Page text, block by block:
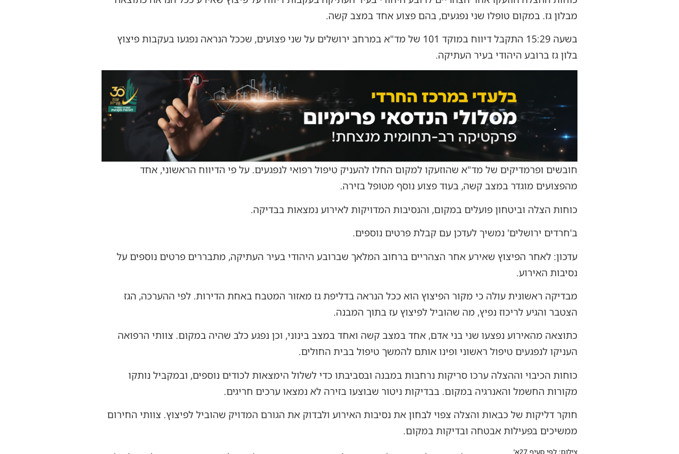
מבלון גז. במקום טופלו שני נפגעים, בהם פצוע אחד במצב קשה.
בשעה 15:29 התקבל דיווח במוקד 101 של מד"א במרחב ירושלים על שני פצועים, שככל הנראה נפגעו בעקבות פיצוץ
בלון גז ברובע היהודי בעיר העתיקה.
חובשים ופרמדיקים של מד"א שהוזעקו למקום החלו להעניק טיפול רפואי לנפגעים. על פי הדיווח הראשוני, אחד
מהפצועים מוגדר במצב קשה, בעוד פצוע נוסף מטופל בזירה.
כוחות הצלה וביטחון פועלים במקום, והנסיבות המדויקות לאירוע נמצאות בבדיקה.
ב'חרדים ירושלים' נמשיך לעדכן עם קבלת פרטים נוספים.
עדכון: לאחר הפיצוץ שאירע אחר הצהריים ברחוב המלאך שברובע היהודי בעיר העתיקה, מתבררים פרטים נוספים על
נסיבות האירוע.
מבדיקה ראשונית עולה כי מקור הפיצוץ הוא ככל הנראה בדליפת גז מאזור המטבח באחת הדירות. לפי ההערכה, הגז
הצטבר והגיע לריכוז נפיץ, מה שהוביל לפיצוץ עז בתוך המבנה.
כתוצאה מהאירוע נפצעו שני בני אדם, אחד במצב קשה ואחד במצב בינוני, וכן נפגע כלב שהיה במקום. צוותי הרפואה
העניקו לנפגעים טיפול ראשוני ופינו אותם להמשך טיפול בבית החולים.
כוחות הכיבוי וההצלה ערכו סריקות נרחבות במבנה ובסביבתו כדי לשלול הימצאות לכודים נוספים, ובמקביל נותקו
מקורות החשמל והאנרגיה במקום. בבדיקות ניטור שבוצעו בזירה לא נמצאו ערכים חריגים.
חוקר דליקות של כבאות והצלה צפוי לבחון את נסיבות האירוע ולבדוק את הגורם המדויק שהוביל לפיצוץ. צוותי החירום
ממשיכים בפעילות אבטחה ובדיקות במקום.
צילום: לפי סעיף 27א'